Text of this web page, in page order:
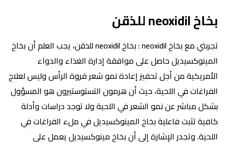
بخاخ neoxidil للذقن
تجربتي مع بخاخ neoxidil : بخاخ neoxidil للذقن، يجب العلم أن بخاخ
المينوكسيديل حاصل على موافقة إدارة الغذاء والدواء
الأمريكية من أجل تحفيز إعادة نمو شعر فروة الرأس وليس لعلاج
الفراغات في اللحية، حيث أن هرمون التستوستيرون هو المسؤول
بشكل مباشر عن نمو الشعر في اللحية ولا توجد دراسات وأدلة
كافية تثبت فاعلية بخاخ المينوكسيديل في ملء الفراغات في
اللحية. وتجدر الإشارة إلى أن بخاخ مينوكسيديل يعمل على